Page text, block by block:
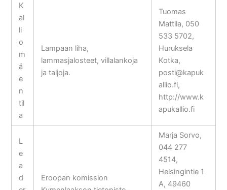
K
al
li
o
m
ä
e
n
til
a
Lampaan liha,
lammasjalosteet, villalankoja
ja taljoja.
Tuomas
Mattila, 050
533 5702,
Huruksela
Kotka,
posti@kapuk
allio.fi,
http://www.k
apukallio.fi
L
e
a
d
Eroopan komission
Marja Sorvo,
044 277
4514,
Helsingintie 1
A, 49460